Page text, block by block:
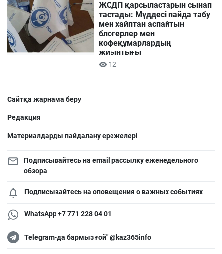
ЖСДП қарсыластарын сынап
тастады: Мүддесі пайда табу
мен хайптан аспайтын
блогерлер мен
кофеқұмарлардың
жиынтығы
12
Сайтқа жарнама беру
Редакция
Материалдарды пайдалану ережелері
Подписывайтесь на email рассылку еженедельного
обзора
Подписывайтесь на оповещения о важных событиях
WhatsApp +7 771 228 04 01
Telegram-да бармыз ғой" @kaz365info